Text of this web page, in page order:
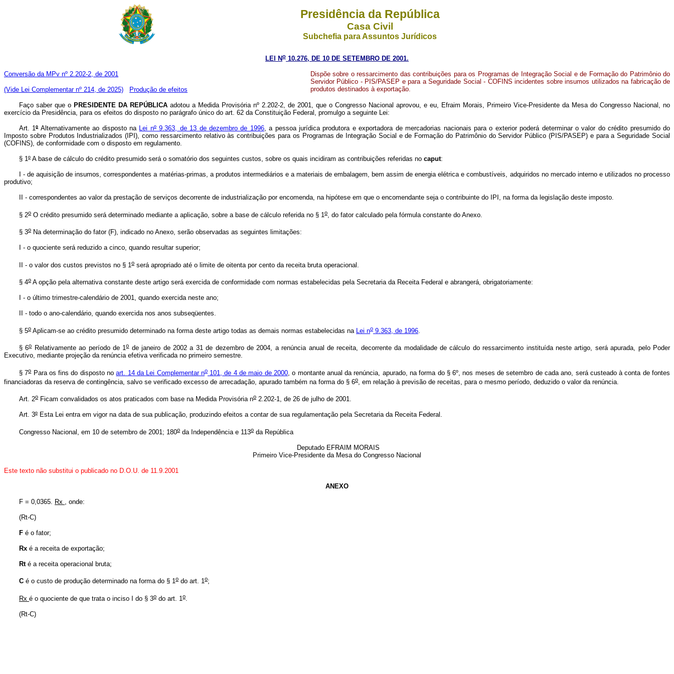
Presidência da República
Casa Civil
Subchefia para Assuntos Jurídicos
LEI No 10.276, DE 10 DE SETEMBRO DE 2001.
Conversão da MPv nº 2.202-2, de 2001
(Vide Lei Complementar nº 214, de 2025) Produção de efeitos
Dispõe sobre o ressarcimento das contribuições para os Programas de Integração Social e de Formação do Patrimônio do
Servidor Público - PIS/PASEP e para a Seguridade Social - COFINS incidentes sobre insumos utilizados na fabricação de
produtos destinados à exportação.
Faço saber que o PRESIDENTE DA REPÚBLICA adotou a Medida Provisória nº 2.202-2, de 2001, que o Congresso Nacional aprovou, e eu, Efraim Morais, Primeiro Vice-Presidente da Mesa do Congresso Nacional, no
exercício da Presidência, para os efeitos do disposto no parágrafo único do art. 62 da Constituição Federal, promulgo a seguinte Lei:
Art. 1ºAlternativamente ao disposto na Lei nº9.363, de 13 de dezembro de 1996, a pessoa jurídica produtora e exportadora de mercadorias nacionais para o exterior poderá determinar o valor do crédito presumido do
Imposto sobre Produtos Industrializados (IPI), como ressarcimento relativo às contribuições para os Programas de Integração Social e de Formação do Patrimônio do Servidor Público (PIS/PASEP) e para a Seguridade Social
(COFINS), de conformidade com o disposto em regulamento.
§ 1º A base de cálculo do crédito presumido será o somatório dos seguintes custos, sobre os quais incidiram as contribuições referidas no caput:
I - de aquisição de insumos, correspondentes a matérias-primas, a produtos intermediários e a materiais de embalagem, bem assim de energia elétrica e combustíveis, adquiridos no mercado interno e utilizados no processo
produtivo;
II - correspondentes ao valor da prestação de serviços decorrente de industrialização por encomenda, na hipótese em que o encomendante seja o contribuinte do IPI, na forma da legislação deste imposto.
§ 2o O crédito presumido será determinado mediante a aplicação, sobre a base de cálculo referida no § 1 o , do fator calculado pela fórmula constante do Anexo.
§ 3o Na determinação do fator (F), indicado no Anexo, serão observadas as seguintes limitações:
I - o quociente será reduzido a cinco, quando resultar superior;
II - o valor dos custos previstos no § 1 o será apropriado até o limite de oitenta por cento da receita bruta operacional.
§ 4o A opção pela alternativa constante deste artigo será exercida de conformidade com normas estabelecidas pela Secretaria da Receita Federal e abrangerá, obrigatoriamente:
I - o último trimestre-calendário de 2001, quando exercida neste ano;
II - todo o ano-calendário, quando exercida nos anos subseqüentes.
§ 5o Aplicam-se ao crédito presumido determinado na forma deste artigo todas as demais normas estabelecidas na Lei no 9.363, de 1996
§ 6oRelativamente ao período de 1ode janeiro de 2002 a 31 de dezembro de 2004, a renúncia anual de receita, decorrente da modalidade de cálculo do ressarcimento instituída neste artigo, será apurada, pelo Poder
Executivo, mediante projeção da renúncia efetiva verificada no primeiro semestre.
§ 7oPara os fins do disposto noart. 14 da Lei Complementar no101, de 4 de maio de 2000, o montante anual da renúncia, apurado, na forma do § 6º, nos meses de setembro de cada ano, será custeado à conta de fontes
financiadoras da reserva de contingência, salvo se verificado excesso de arrecadação, apurado também na forma do § 6o , em relação à previsão de receitas, para o mesmo período, deduzido o valor da renúncia.
Art. 2o Ficam convalidados os atos praticados com base na Medida Provisória no 2.202-1, de 26 de julho de 2001.
Art. 3º Esta Lei entra em vigor na data de sua publicação, produzindo efeitos a contar de sua regulamentação pela Secretaria da Receita Federal.
Congresso Nacional, em 10 de setembro de 2001; 180o da Independência e 113o da República
Deputado EFRAIM MORAIS
Primeiro Vice-Presidente da Mesa do Congresso Nacional
Este texto não substitui o publicado no D.O.U. de 11.9.2001
ANEXO
F = 0,0365. Rx , onde:
(Rt-C)
F é o fator;
Rx é a receita de exportação;
Rté a receita operacional bruta;
C é o custo de produção determinado na forma do § 1o do art. 1o;
Rx é o quociente de que trata o inciso I do § 3o do art. 1o
(Rt-C)